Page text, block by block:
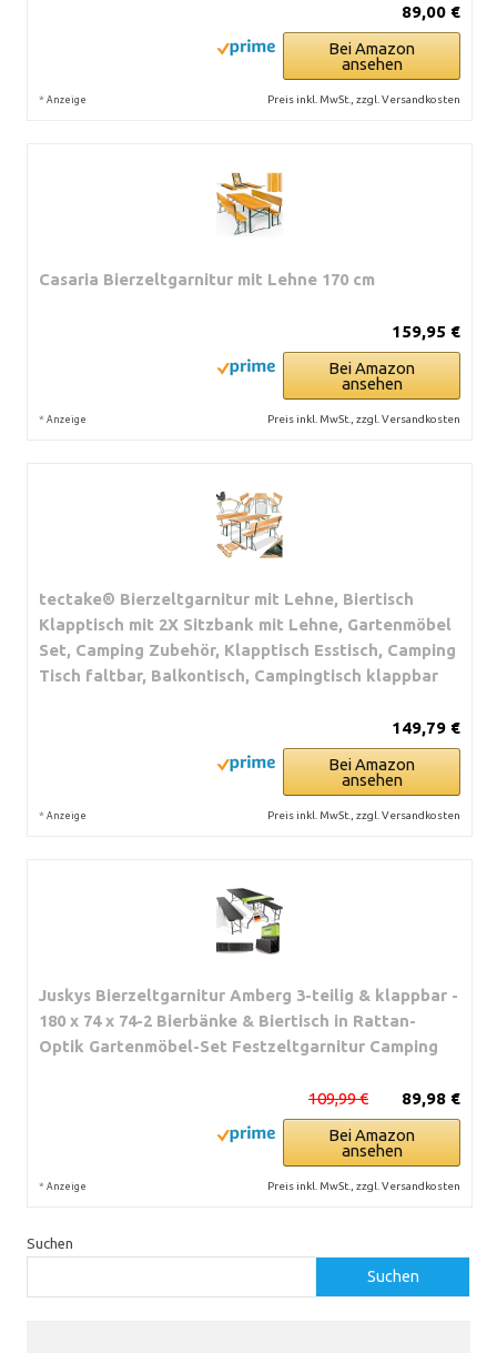
89,00 €
Bei Amazon
ansehen
* Anzeige Preis inkl. MwSt., zzgl. Versandkosten
Casaria Bierzeltgarnitur mit Lehne 170 cm
159,95 €
Bei Amazon
ansehen
* Anzeige Preis inkl. MwSt., zzgl. Versandkosten
tectake® Bierzeltgarnitur mit Lehne, Biertisch
Klapptisch mit 2X Sitzbank mit Lehne, Gartenmöbel
Set, Camping Zubehör, Klapptisch Esstisch, Camping
Tisch faltbar, Balkontisch, Campingtisch klappbar
149,79 €
Bei Amazon
ansehen
* Anzeige Preis inkl. MwSt., zzgl. Versandkosten
Juskys Bierzeltgarnitur Amberg 3-teilig & klappbar -
180 x 74 x 74-2 Bierbänke & Biertisch in Rattan-
Optik Gartenmöbel-Set Festzeltgarnitur Camping
89,98 €
109,99 €
Bei Amazon
ansehen
* Anzeige Preis inkl. MwSt., zzgl. Versandkosten
Suchen
Suchen